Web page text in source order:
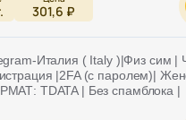
301,6 ₽
Италия ( Italy )|Физ сим |
|2FA (с паролем)|
TDATA | Без спамблока |